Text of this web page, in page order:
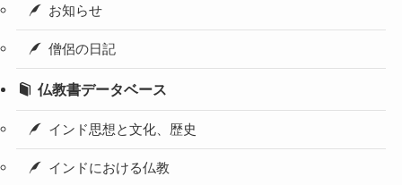
お知らせ
僧侶の日記
仏教書データベース
インド思想と文化、歴史
インドにおける仏教